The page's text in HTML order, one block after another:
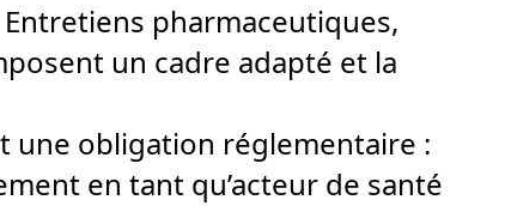
pharmaceutiques,
un cadre adapté et la
une obligation réglementaire :
en tant qu’acteur de santé